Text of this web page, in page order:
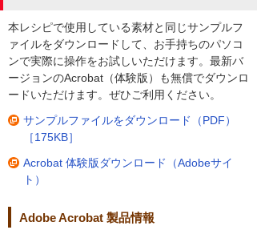
本レシピで使用している素材と同じサンプルフ
ァイルをダウンロードして、お手持ちのパソコ
ンで実際に操作をお試しいただけます。最新バ
ージョンのAcrobat（体験版）も無償でダウンロ
ードいただけます。ぜひご利用ください。
サンプルファイルをダウンロード（PDF）
［175KB］
Acrobat 体験版ダウンロード（Adobeサイ
ト）
Adobe Acrobat 製品情報